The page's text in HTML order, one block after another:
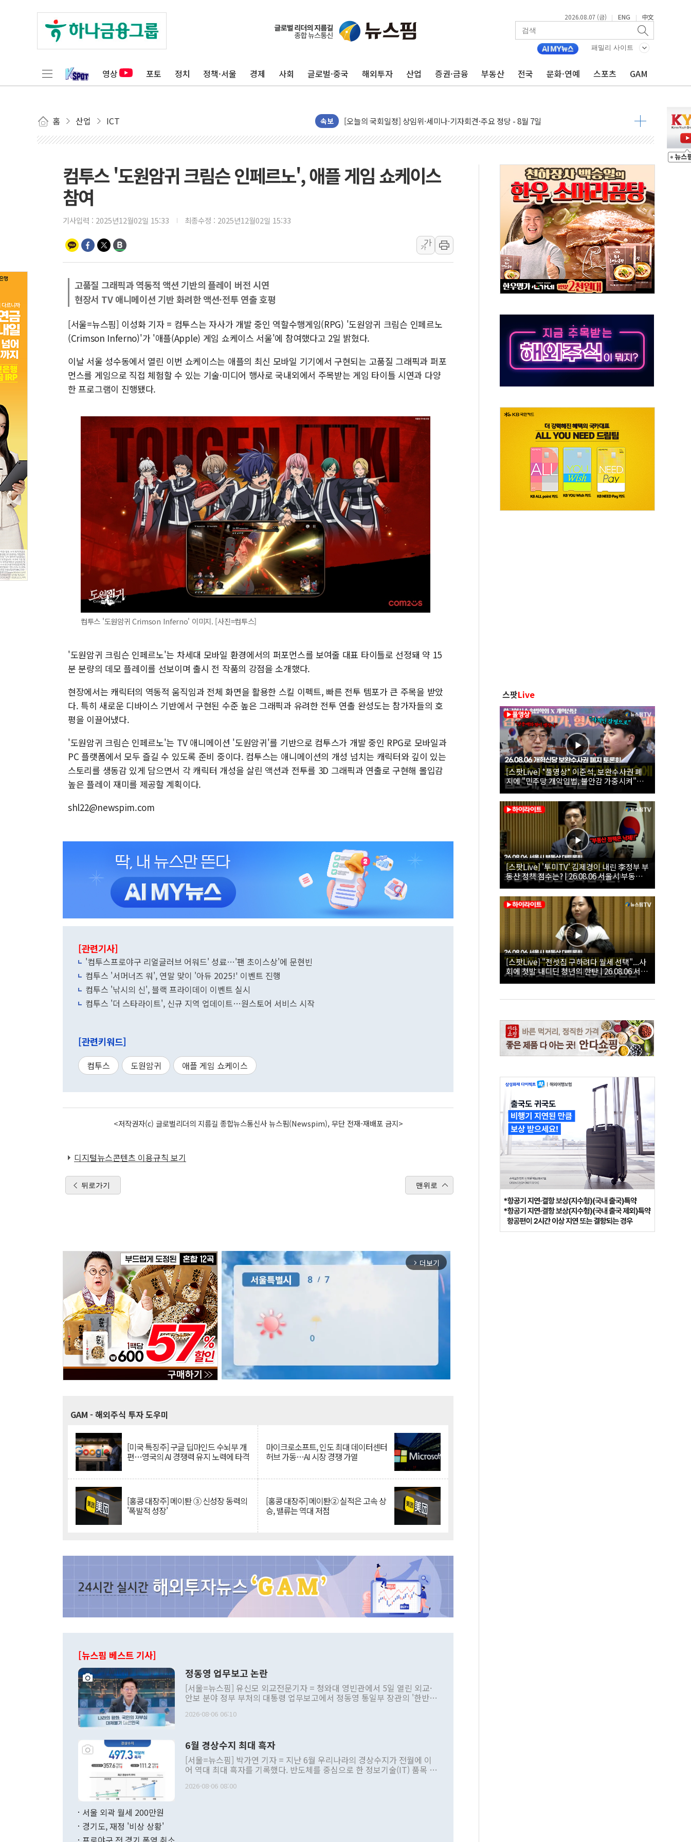
2026.08.07 (금) | ENG | 中文
패밀리 사이트
영상 포토 정치 정책·서울 경제 사회 글로벌·중국 해외투자 산업 증권·금융 부동산 전국 문화·연예 스포츠 GAM
홈 산업 ICT 속보
뉴욕증시, 유가·금리 부담에 하락…다우 5거래일 랠리 '마침표'
이란, 오만과 호르무즈 해협 재개방 합의 막바지.."美와 직접 협상 없어"
李대통령, 오늘 부동산 정책 점검 2차 회의…주택 공급 대책 막바지 조율할 듯
[오늘의 정치일정] 8월 7일(금)
이란, 美·이스라엘 선박 호르무즈 통항 제한 추진…美 "통행 막을 권한 없어"
유럽증시, 견조한 실적 소화하며 대부분 상승… "2분기 기업 순이익 21% 증가" 전망
구광모, 내주 실리콘밸리서 젠슨 황 재회…로봇·AI 데이터센터·모빌리티 구체화
뉴욕증시 개장 전 특징주...모더나·아이온큐·도어대시↑ VS 샌디스크·피그마·앱러빈↓
김정관 장관 "영업이익 N% 성과급 반대…상법·자본시장법 개정 논의"
뉴욕증시 프리뷰, 미 주가선물 AI주 차익실현 속 혼조세...웨스턴디지털·샌디스크↓
청와대, 북한 단거리 탄도미사일 발사에 긴급 안보 점검회의
금값 7주 만에 최고…美 고용 둔화·호르무즈 재개방 기대에 강세
[인도증시] 중동 긴장 완화에 실적 호조까지, 상승...호실적 보고 기업 상승세 뚜렷
러, 1인칭시점 드론으로 우크라 민간인 '사파리' 공격… 시민들 공포감 극대화 전략
[베트남 증시] 지수 하락 속 'DGC' 임시 주총 기대감에 홀로 상한가…마진 잔액은 사상 최고
양주 섬유염색공장서 화재 1명 중상…대응 1단계 진압 중
컴투스 '도원암귀 크림슨 인페르노', 애플 게임 쇼케이스
참여
기사입력 : 2025년12월02일 15:33 최종수정 : 2025년12월02일 15:33
가
가
고품질 그래픽과 역동적 액션 기반의 플레이 버전 시연
현장서 TV 애니메이션 기반 화려한 액션·전투 연출 호평
[서울=뉴스핌] 이성화 기자 = 컴투스는 자사가 개발 중인 역할수행게임(RPG) '도원암귀 크림슨 인페르노
(Crimson Inferno)'가 '애플(Apple) 게임 쇼케이스 서울'에 참여했다고 2일 밝혔다.
이날 서울 성수동에서 열린 이번 쇼케이스는 애플의 최신 모바일 기기에서 구현되는 고품질 그래픽과 퍼포
먼스를 게임으로 직접 체험할 수 있는 기술·미디어 행사로 국내외에서 주목받는 게임 타이틀 시연과 다양
한 프로그램이 진행됐다.
컴투스 '도원암귀 Crimson Inferno' 이미지. [사진=컴투스]
'도원암귀 크림슨 인페르노'는 차세대 모바일 환경에서의 퍼포먼스를 보여줄 대표 타이틀로 선정돼 약 15
분 분량의 데모 플레이를 선보이며 출시 전 작품의 강점을 소개했다.
현장에서는 캐릭터의 역동적 움직임과 전체 화면을 활용한 스킬 이펙트, 빠른 전투 템포가 큰 주목을 받았
다. 특히 새로운 디바이스 기반에서 구현된 수준 높은 그래픽과 유려한 전투 연출 완성도는 참가자들의 호
평을 이끌어냈다.
'도원암귀 크림슨 인페르노'는 TV 애니메이션 '도원암귀'를 기반으로 컴투스가 개발 중인 RPG로 모바일과
PC 플랫폼에서 모두 즐길 수 있도록 준비 중이다. 컴투스는 애니메이션의 개성 넘치는 캐릭터와 깊이 있는
스토리를 생동감 있게 담으면서 각 캐릭터 개성을 살린 액션과 전투를 3D 그래픽과 연출로 구현해 몰입감
높은 플레이 재미를 제공할 계획이다.
shl22@newspim.com
[관련기사]
'컴투스프로야구 리얼글러브 어워드' 성료…'팬 초이스상'에 문현빈
컴투스 '서머너즈 워', 연말 맞이 '아듀 2025!' 이벤트 진행
컴투스 '낚시의 신', 블랙 프라이데이 이벤트 실시
컴투스 '더 스타라이트', 신규 지역 업데이트…원스토어 서비스 시작
[관련키워드]
컴투스 도원암귀 애플 게임 쇼케이스
<저작권자(c) 글로벌리더의 지름길 종합뉴스통신사 뉴스핌(Newspim), 무단 전재-재배포 금지>
디지털뉴스콘텐츠 이용규칙 보기
뒤로가기 맨위로
arrow_forward_ios 더보기
GAM - 해외주식 투자 도우미
[미국 특징주] 구글 딥마인드 수뇌부 개
편…영국의 AI 경쟁력 유지 노력에 타격
마이크로소프트, 인도 최대 데이터센터
허브 가동…AI 시장 경쟁 가열
[홍콩 대장주] 메이퇀 ③ 신성장 동력의
'폭발적 성장'
[홍콩 대장주] 메이퇀② 실적은 고속 상
승, 밸류는 역대 저점
[뉴스핌 베스트 기사]
정동영 업무보고 논란
[서울=뉴스핌] 유신모 외교전문기자 = 청와대 영빈관에서 5일 열린 외교·
안보 분야 정부 부처의 대통령 업무보고에서 정동영 통일부 장관의 '한반도
발언 중에는 정부 내 조율을 거치지 않은 사안을 정책으로 추진하겠다고 공
주의적 희망에 근거한 비현실적 구상'이라는 비판을 내놨다. 그동안 정 장
관의 대북 정책 관련 발언이 물의를 빚은 적은 여러 번 있지만 대통령과 유
관 부처 장관이 공개적으로 부정적 입장을 표명한 것은 이례적이다. 정 장
관의 무리한 대북 접근법과 월권을 제어해야 한다는 목소리도 높아지고 있
다. [정동영 통일부 장관이 지난달 23일 오후 서울 종로구 정부서울청사에
2026-08-06 06:10
6월 경상수지 최대 흑자
[서울=뉴스핌] 박가연 기자 = 지난 6월 우리나라의 경상수지가 전월에 이
어 역대 최대 흑자를 기록했다. 반도체를 중심으로 한 정보기술(IT) 품목 수
료=한국은행] 한국은행이 6일 발표한 '2026년 6월 국제수지(잠정)'에 따르
2026-08-06 08:00
서울 외곽 월세 200만원
경기도, 재정 '비상 상황'
스팟Live
[스팟Live] *풀영상* 이준석, 보완수사권 폐
지에 "민주당 개악입법, 불안감 가중시켜"｜
26.08.06 개혁신당 보완수사권 폐지 토론회
[스팟Live] '투미TV' 김제경이 내린 李정부 부
동산 정책 점수는? | 26.08.06 서울시 부동산
대토론회
[스팟Live] "전셋집 구하려다 월세 선택"...사
회에 첫발 내디딘 청년의 한탄 | 26.08.06 서울
시 부동산 대토론회